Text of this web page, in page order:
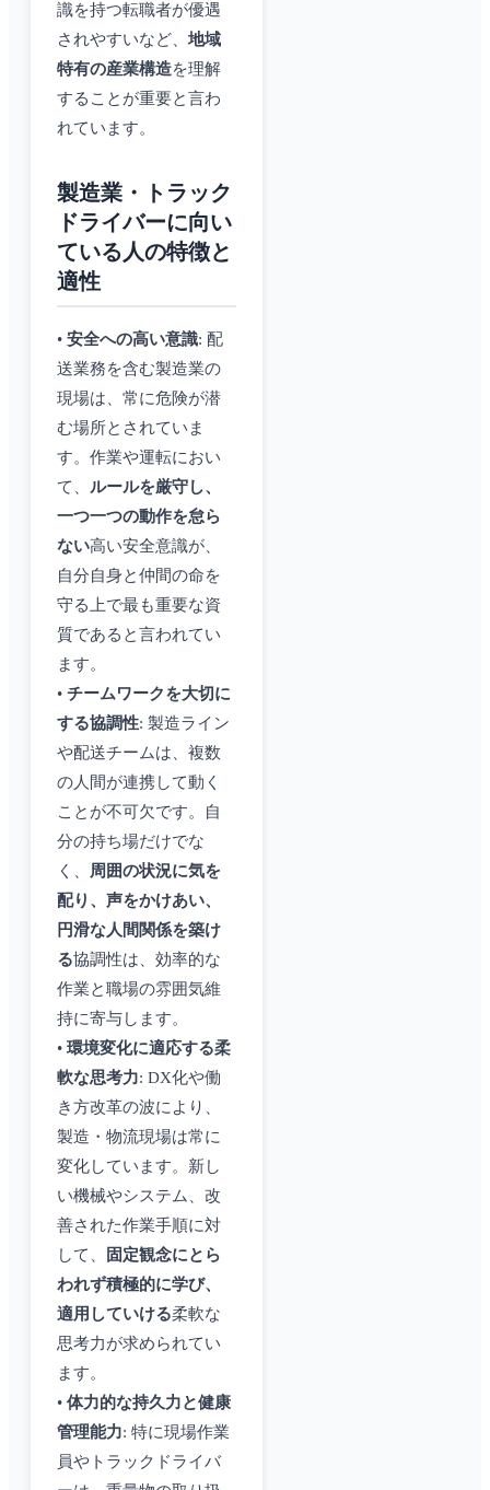
識を持つ転職者が優遇
されやすいなど、 地域
特有の産業構造を理解
することが重要と言わ
れています。
製造業・トラック
ドライバーに向い
ている人の特徴と
適性
• 安全への高い意識: 配
送業務を含む製造業の
現場は、常に危険が潜
む場所とされていま
す。作業や運転におい
て、 ルールを厳守し、
一つ一つの動作を怠ら
ない高い安全意識が、
自分自身と仲間の命を
守る上で最も重要な資
質であると言われてい
ます。
• チームワークを大切に
する協調性: 製造ライン
や配送チームは、複数
の人間が連携して動く
ことが不可欠です。自
分の持ち場だけでな
く、
周囲の状況に気を
配り、声をかけあい、
円滑な人間関係を築け
る協調性は、効率的な
作業と職場の雰囲気維
持に寄与します。
• 環境変化に適応する柔
軟な思考力: DX化や働
き方改革の波により、
製造・物流現場は常に
変化しています。新し
い機械やシステム、改
善された作業手順に対
して、
固定観念にとら
われず積極的に学び、
適用していける柔軟な
思考力が求められてい
ます。
• 体力的な持久力と健康
管理能力: 特に現場作業
員やトラックドライバ